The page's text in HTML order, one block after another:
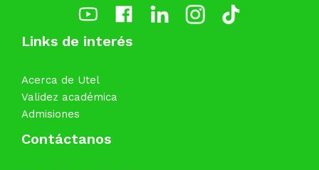
Links de interés
Acerca de Utel
Validez académica
Admisiones
Contáctanos